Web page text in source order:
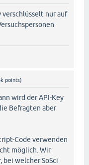
nur auf
points)
wird der API-Key
Befragten aber
Code verwenden
möglich. Wir
welcher SoSci